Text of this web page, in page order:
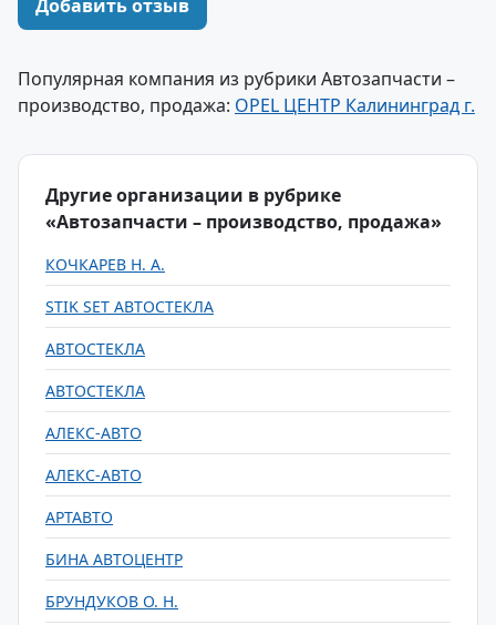
Добавить отзыв
Популярная компания из рубрики Автозапчасти –
производство, продажа: OPEL ЦЕНТР Калининград г.
Другие организации в рубрике
«Автозапчасти – производство, продажа»
КОЧКАРЕВ Н. А.
STIK SET АВТОСТЕКЛА
АВТОСТЕКЛА
АВТОСТЕКЛА
АЛЕКС-АВТО
АЛЕКС-АВТО
АРТАВТО
БИНА АВТОЦЕНТР
БРУНДУКОВ О. Н.